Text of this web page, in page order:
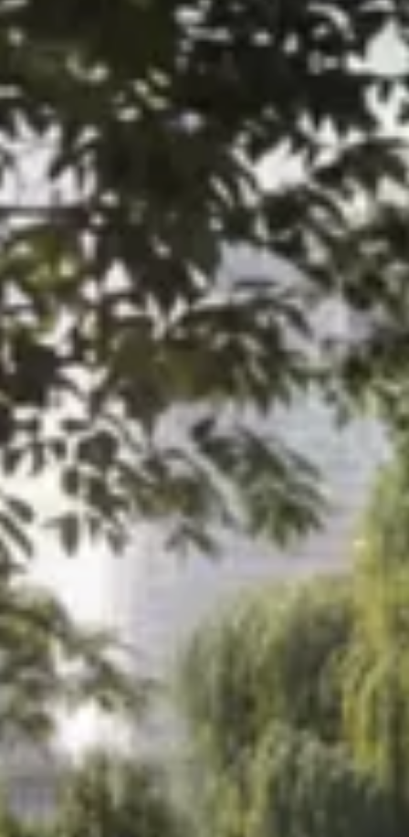
Technologie
Service und Zubehör
Service Aktionen
Service und Reparatur
Service
Reparatur
ServicePlus
Auf- und Umbauten
Zubehör Angebote
Zubehör und Lifestyle
Camper Zubehör
Transport und Schutz
Volkswagen Original Teile
Wissenswertes
Kontrollleuchten Rot
Kontrollleuchten Gelb
Kontrollleuchten Grün
Kontrollleuchten Blau
Kontrollleuchten Weiss
WLTP
XTL-Dieselkraftstoff
Airbag Sicherheitsrückruf
Digitale Dienste und Apps
myVolkswagen
VW Connect
Connect Pro Flottenmanagement
Digitales Bordbuch
California App
Car-Net
Navigationsupdate
Fahrzeug Video-Tutorials
2G/3G Netzabschaltung
Die Bulli-Historie
Fahrzeugkategorien im Überblick
Newsletter
Unternehmen
Kontakt
Newsroom
Offene Stellen
California Welt
California Magazin und Ratgeber
Ratgeber
Routen & Reisen
California Kollektion
California App